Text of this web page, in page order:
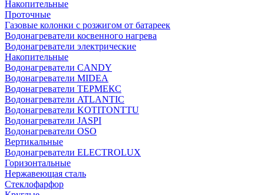
Накопительные
Проточные
Газовые колонки с розжигом от батареек
Водонагреватели косвенного нагрева
Водонагреватели электрические
Накопительные
Водонагреватели CANDY
Водонагреватели MIDEA
Водонагреватели ТЕРМЕКС
Водонагреватели ATLANTIC
Водонагреватели KOTITONTTU
Водонагреватели JASPI
Водонагреватели OSO
Вертикальные
Водонагреватели ELECTROLUX
Горизонтальные
Нержавеющая сталь
Стеклофарфор